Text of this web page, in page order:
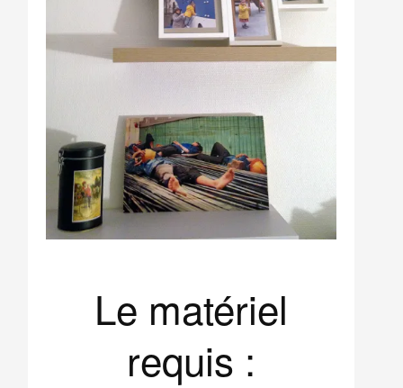
Le matériel
requis :